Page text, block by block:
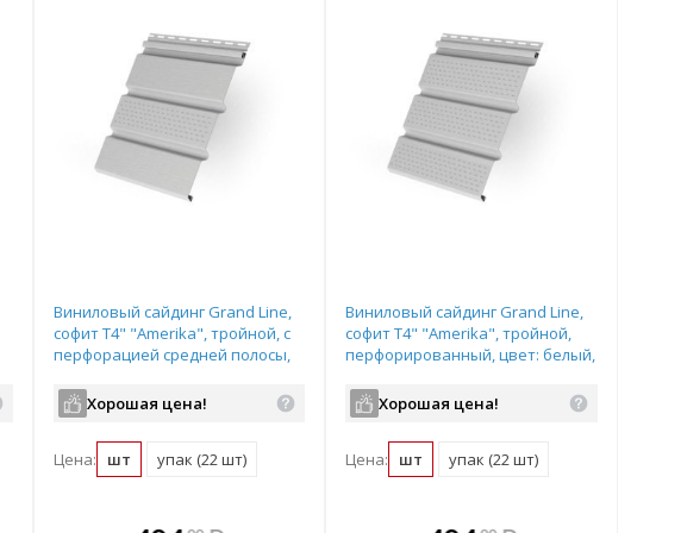
Виниловый сайдинг Grand Line,
софит T4" "Amerika", тройной, с
перфорацией средней полосы,
Хорошая цена!
Цена: шт упак (22 шт)
Виниловый сайдинг Grand Line,
софит T4" "Amerika", тройной,
перфорированный, цвет: белый,
Хорошая цена!
Цена: шт упак (22 шт)